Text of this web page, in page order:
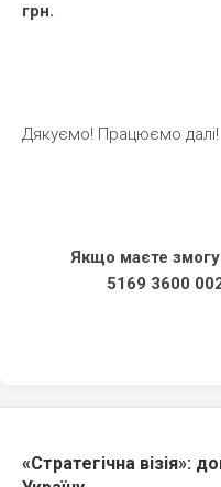
грн.
Дякуємо! Працюємо далі!
Якщо маєте
5169 3600
«Стратегічна візія»: